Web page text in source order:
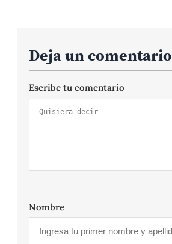
Deja un comentario
Escribe tu comentario
Nombre